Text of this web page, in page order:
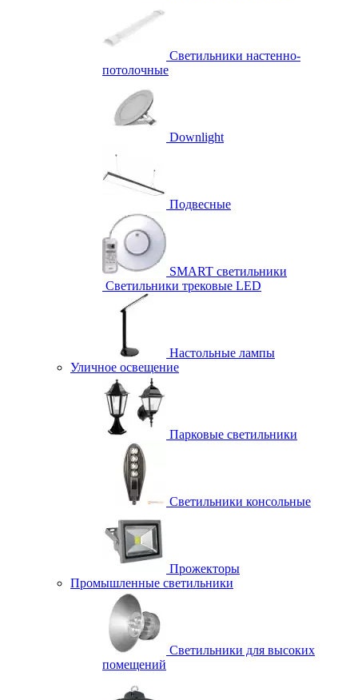
Светильники настенно-
потолочные
Downlight
Подвесные
SMART светильники
Светильники трековые LED
Настольные лампы
Уличное освещение
Парковые светильники
Светильники консольные
Прожекторы
Промышленные светильники
Светильники для высоких
помещений